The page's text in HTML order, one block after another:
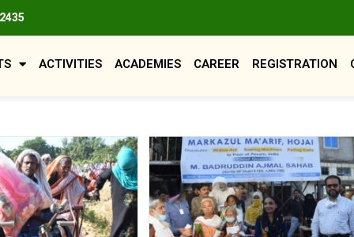
ACTIVITIES ACADEMIES CAREER REGISTRATION